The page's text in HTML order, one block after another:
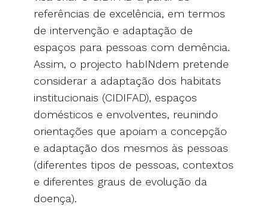
referências de excelência, em termos
de intervenção e adaptação de
espaços para pessoas com demência.
Assim, o projecto habINdem pretende
considerar a adaptação dos habitats
institucionais (CIDIFAD), espaços
domésticos e envolventes, reunindo
orientações que apoiam a concepção
e adaptação dos mesmos às pessoas
(diferentes tipos de pessoas, contextos
e diferentes graus de evolução da
doença).